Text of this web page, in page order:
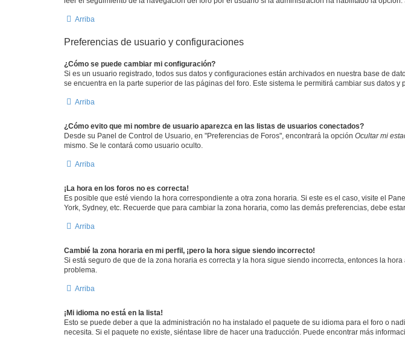
Arriba
Preferencias de usuario y configuraciones
¿Cómo se puede cambiar mi configuración?
Si es un usuario registrado, todos sus datos y configuraciones están archivados en nuestra base de
se encuentra en la parte superior de las páginas del foro. Este sistema le permitirá cambiar sus datos y
Arriba
¿Cómo evito que mi nombre de usuario aparezca en las listas de usuarios conectados?
Desde su Panel de Control de Usuario, en "Preferencias de Foros", encontrará la opción Ocultar mi
mismo. Se le contará como usuario oculto.
Arriba
¡La hora en los foros no es correcta!
Es posible que esté viendo la hora correspondiente a otra zona horaria. Si este es el caso, visite el
York, Sydney, etc. Recuerde que para cambiar la zona horaria, como las demás preferencias, debe
Arriba
Cambié la zona horaria en mi perfil, ¡pero la hora sigue siendo incorrecto!
Si está seguro de que de la zona horaria es correcta y la hora sigue siendo incorrecta, entonces la
problema.
Arriba
¡Mi idioma no está en la lista!
Esto se puede deber a que la administración no ha instalado el paquete de su idioma para el foro o
necesita. Si el paquete no existe, siéntase libre de hacer una traducción. Puede encontrar más